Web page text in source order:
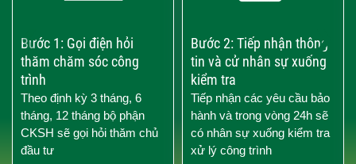
Bước 1: Gọi điện hỏi
thăm chăm sóc công
trình
Theo định kỳ 3 tháng, 6
tháng, 12 tháng bộ phận
CKSH sẽ gọi hỏi thăm chủ
đầu tư
Bước 2: Tiếp nhận thông
tin và cử nhân sự xuống
kiểm tra
Tiếp nhận các yêu cầu bảo
hành và trong vòng 24h sẽ
có nhân sự xuống kiểm tra
xử lý công trình
›
‹